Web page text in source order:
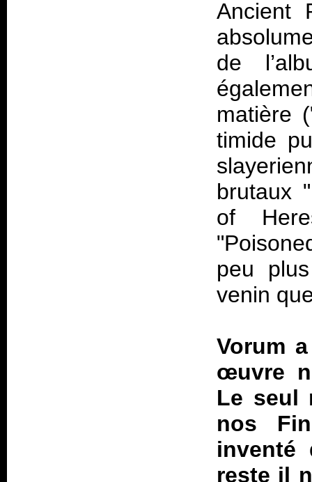
Ancient
de
matière
timide
brutaux
of
peu
venin
Vorum
œuvre
Le seul
nos
reste il